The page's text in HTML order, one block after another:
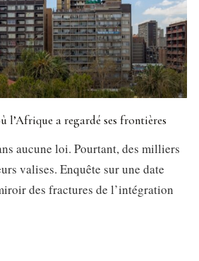
l’Afrique a regardé ses frontières
aucune loi. Pourtant, des milliers
valises. Enquête sur une date
des fractures de l’intégration